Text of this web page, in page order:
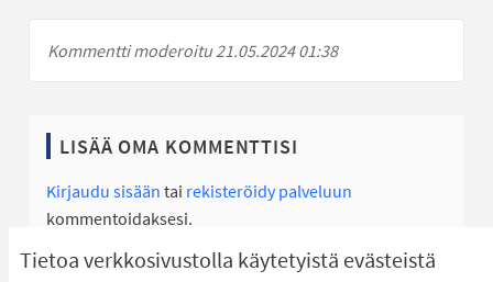
Tietoa verkkosivustolla käytetyistä evästeistä
Kommentti moderoitu 21.05.2024 01:38
LISÄÄ OMA KOMMENTTISI
Kirjaudu sisään tai rekisteröidy palveluun
kommentoidaksesi.